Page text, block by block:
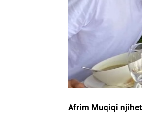
Afrim Muqiqi